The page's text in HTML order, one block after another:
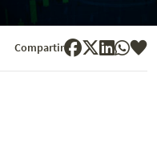
Compartir